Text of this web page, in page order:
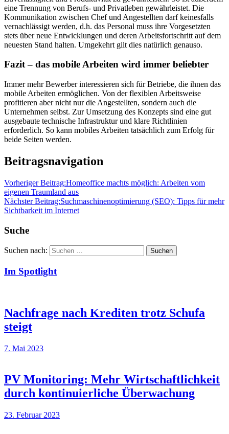
eine Trennung von Berufs- und Privatleben gewährleistet. Die
Kommunikation zwischen Chef und Angestellten darf keinesfalls
vernachlässigt werden, d.h. das Personal muss ihre Vorgesetzten
stets über neue Entwicklungen und deren Arbeitsfortschritt auf dem
neuesten Stand halten. Umgekehrt gilt dies natürlich genauso.
Fazit – das mobile Arbeiten wird immer beliebter
Immer mehr Bewerber interessieren sich für Betriebe, die ihnen das
mobile Arbeiten ermöglichen. Von der flexiblen Arbeitsweise
profitieren aber nicht nur die Angestellten, sondern auch die
Unternehmen selbst. Zur Umsetzung des Konzepts sind eine gut
ausgebaute technische Infrastruktur und klare Richtlinien
erforderlich. So kann mobiles Arbeiten tatsächlich zum Erfolg für
beide Seiten werden.
Beitragsnavigation
Vorheriger Beitrag:Homeoffice machts möglich: Arbeiten vom
eigenen Traumland aus
Nächster Beitrag:Suchmaschinenoptimierung (SEO): Tipps für mehr
Sichtbarkeit im Internet
Suche
Suchen nach: Suchen
Im Spotlight
Nachfrage nach Krediten trotz Schufa
steigt
7. Mai 2023
PV Monitoring: Mehr Wirtschaftlichkeit
durch kontinuierliche Überwachung
23. Februar 2023